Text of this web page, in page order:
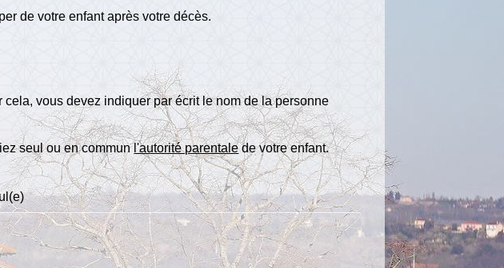
de votre enfant après votre décès.
vous devez indiquer par écrit le nom de la personne
seul ou en communl'autorité parentalede votre enfant.